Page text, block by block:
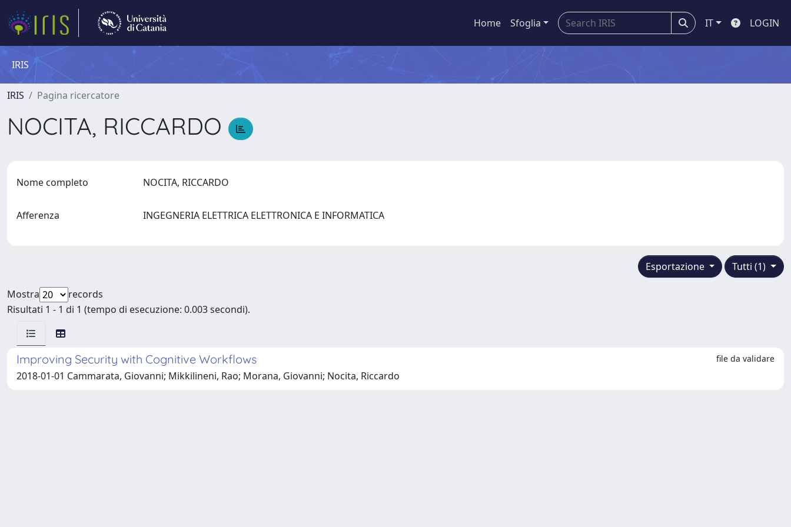
Home Sfoglia IT LOGIN
IRIS
IRIS Pagina ricercatore
NOCITA, RICCARDO
Nome completo NOCITA, RICCARDO
Afferenza INGEGNERIA ELETTRICA ELETTRONICA E INFORMATICA
Tutti (1)
Esportazione
Mostra
records
Risultati 1 - 1 di 1 (tempo di esecuzione: 0.003 secondi).
Improving Security with Cognitive Workflows file da validare
2018-01-01 Cammarata, Giovanni; Mikkilineni, Rao; Morana, Giovanni; Nocita, Riccardo